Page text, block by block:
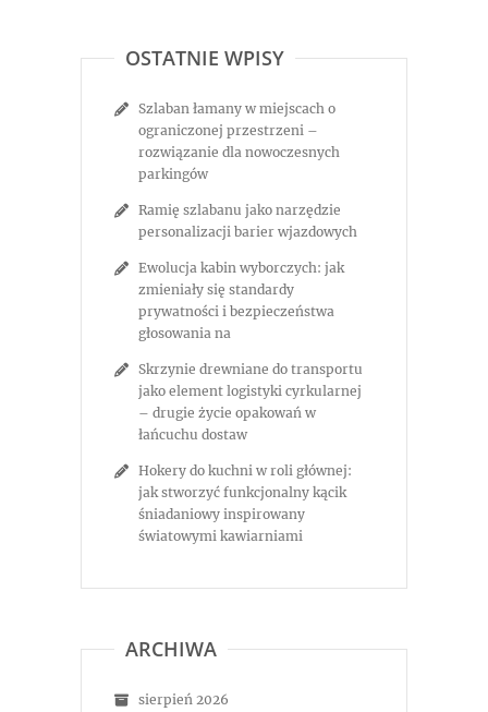
OSTATNIE WPISY
Szlaban łamany w miejscach o
ograniczonej przestrzeni –
rozwiązanie dla nowoczesnych
parkingów
Ramię szlabanu jako narzędzie
personalizacji barier wjazdowych
Ewolucja kabin wyborczych: jak
zmieniały się standardy
prywatności i bezpieczeństwa
głosowania na
Skrzynie drewniane do transportu
jako element logistyki cyrkularnej
– drugie życie opakowań w
łańcuchu dostaw
Hokery do kuchni w roli głównej:
jak stworzyć funkcjonalny kącik
śniadaniowy inspirowany
światowymi kawiarniami
ARCHIWA
sierpień 2026